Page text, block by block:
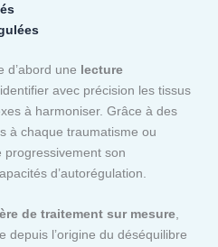
d’abord une lecture
avec précision les tissus
à harmoniser. Grâce à des
à chaque traumatisme ou
son
d’autorégulation.
de traitement sur mesure,
depuis l’origine du déséquilibre